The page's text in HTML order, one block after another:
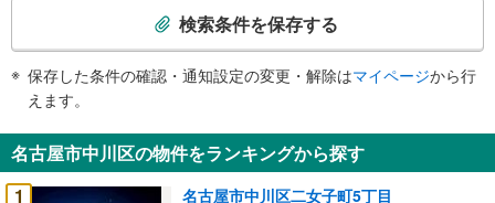
知
を
受
検索条件を保存する
保存した条件の確認・通知設定の変更・解除はマイページから行
えます。
名古屋市中川区の物件をランキングから探す
1
名古屋市中川区二女子町5丁目